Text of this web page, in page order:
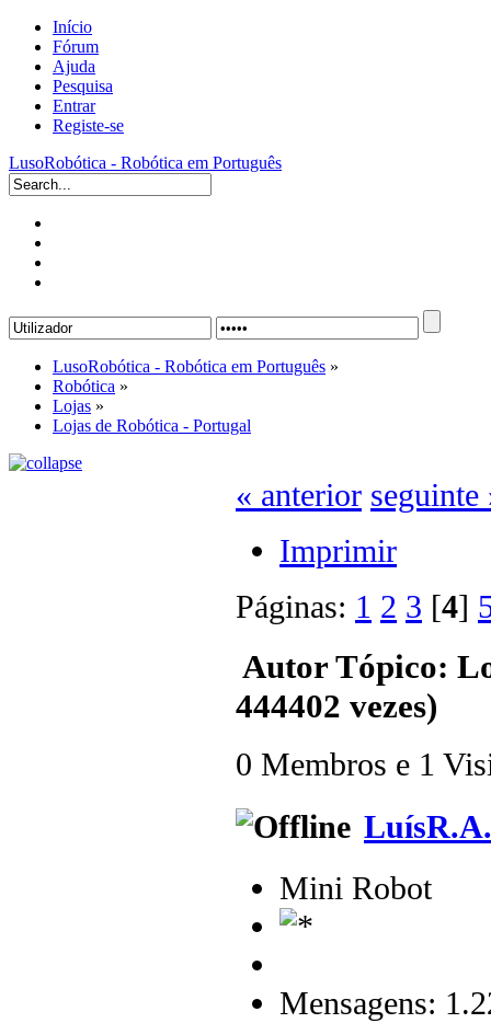
Início
Fórum
Ajuda
Pesquisa
Entrar
Registe-se
LusoRobótica - Robótica em Português
LusoRobótica - Robótica em Português »
Robótica »
Lojas »
Lojas de Robótica - Portugal
« anterior seguinte
Imprimir
Páginas: 1 2 3 [4]
AutorTópico:
444402 vezes)
0 Membros e 1
LuísR.A.
Mini Robot
Mensagens: